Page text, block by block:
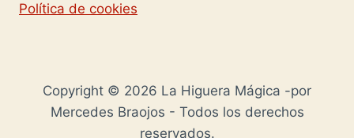
Política de cookies
Copyright © 2026 La Higuera Mágica -por
Mercedes Braojos - Todos los derechos
reservados.